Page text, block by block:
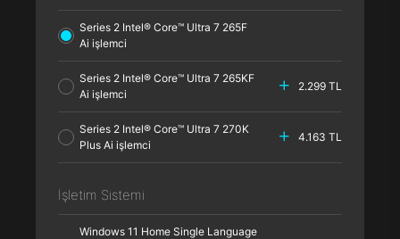
Series 2 Intel® Core™ Ultra 7 265F
Ai işlemci
Series 2 Intel® Core™ Ultra 7 265KF
Ai işlemci
2.299 TL
Series 2 Intel® Core™ Ultra 7 270K
Plus Ai işlemci
4.163 TL
İşletim Sistemi
Windows 11 Home Single Language